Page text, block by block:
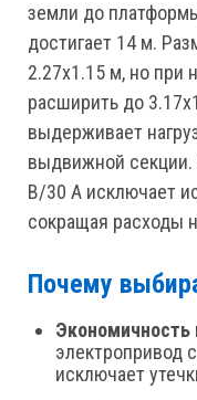
земли до
достигает 14 м.
2.27х1.15 м, но при
расширить до
выдерживает
выдвижной секции.
В/30 А исключает
сокращая расходы
Почему
Экономичность
электропривод
исключает